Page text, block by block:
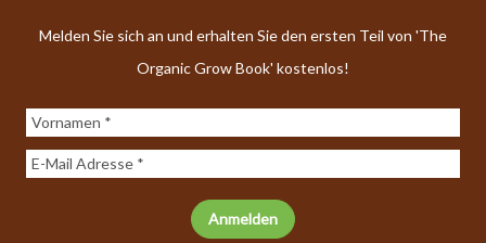
Melden Sie sich an und erhalten Sie den ersten Teil von 'The
Organic Grow Book' kostenlos!